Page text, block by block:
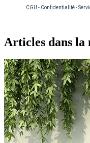
CGU - Confidentialité-
Articles dans la